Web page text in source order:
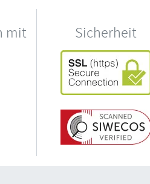
mit Sicherheit